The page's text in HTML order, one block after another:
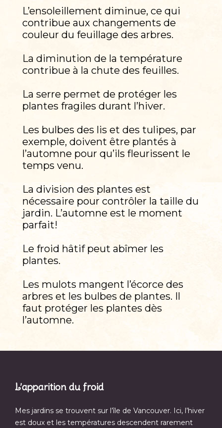
L’ensoleillement diminue, ce qui
contribue aux changements de
couleur du feuillage des arbres.
La diminution de la température
contribue à la chute des feuilles.
La serre permet de protéger les
plantes fragiles durant l’hiver.
Les bulbes des lis et des tulipes, par
exemple, doivent être plantés à
l’automne pour qu’ils fleurissent le
temps venu.
La division des plantes est
nécessaire pour contrôler la taille du
jardin. L’automne est le moment
parfait!
Le froid hâtif peut abîmer les
plantes.
Les mulots mangent l’écorce des
arbres et les bulbes de plantes. Il
faut protéger les plantes dès
l’automne.
L’apparition du froid
Mes jardins se trouvent sur l’île de Vancouver. Ici, l’hiver
est doux et les températures descendent rarement